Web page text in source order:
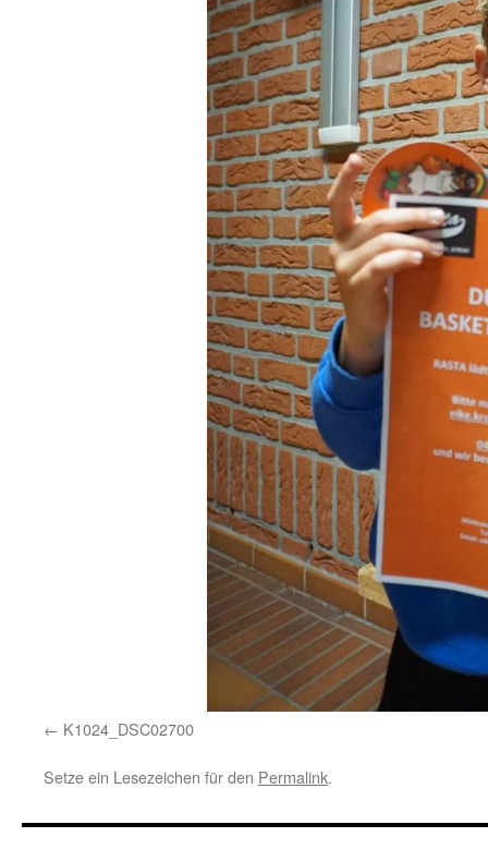
K1024_DSC02700
Setze ein Lesezeichen für den Permalink.